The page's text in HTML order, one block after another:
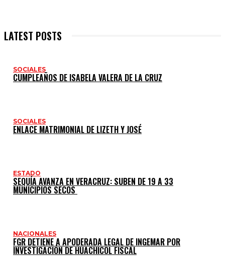
LATEST POSTS
SOCIALES
CUMPLEAÑOS DE ISABELA VALERA DE LA CRUZ
SOCIALES
ENLACE MATRIMONIAL DE LIZETH Y JOSÉ
ESTADO
SEQUÍA AVANZA EN VERACRUZ: SUBEN DE 19 A 33
MUNICIPIOS SECOS
NACIONALES
FGR DETIENE A APODERADA LEGAL DE INGEMAR POR
INVESTIGACIÓN DE HUACHICOL FISCAL